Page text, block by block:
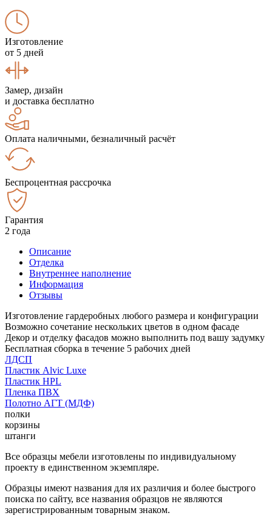
Изготовление
от 5 дней
Замер, дизайн
и доставка бесплатно
Оплата наличными, безналичный расчёт
Беспроцентная рассрочка
Гарантия
2 года
Описание
Отделка
Внутреннее наполнение
Информация
Отзывы
Изготовление гардеробных любого размера и конфигурации
Возможно сочетание нескольких цветов в одном фасаде
Декор и отделку фасадов можно выполнить под вашу задумку
Бесплатная сборка в течение 5 рабочих дней
ЛДСП
Пластик Alvic Luxe
Пластик HPL
Пленка ПВХ
Полотно АГТ (МДФ)
полки
корзины
штанги
Все образцы мебели изготовлены по индивидуальному
проекту в единственном экземпляре.
Образцы имеют названия для их различия и более быстрого
поиска по сайту, все названия образцов не являются
зарегистрированным товарным знаком.